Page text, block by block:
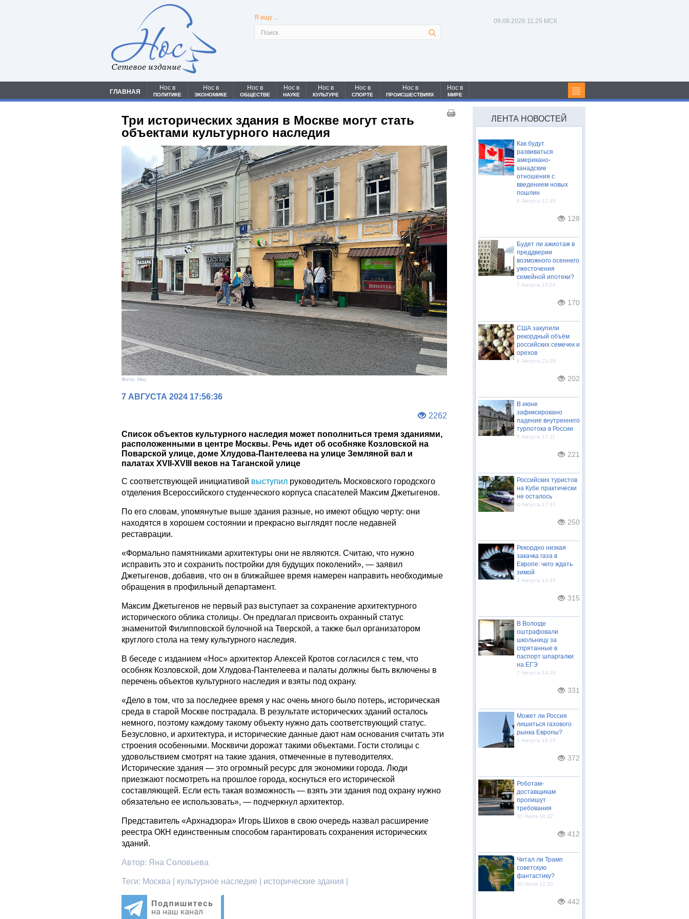
Сетевое издание
Я ищу ... 09.08.2026 11:25 МСК
ГЛАВНАЯ
Нос в
ПОЛИТИКЕ
Нос в
ЭКОНОМИКЕ
Нос в
ОБЩЕСТВЕ
Нос в
НАУКЕ
Нос в
КУЛЬТУРЕ
Нос в
СПОРТЕ
Нос в
ПРОИСШЕСТВИЯХ
Нос в
МИРЕ
Три исторических здания в Москве могут стать
объектами культурного наследия
Фото: Нос
7 АВГУСТА 2024 17:56:36
2262
Список объектов культурного наследия может пополниться тремя зданиями,
расположенными в центре Москвы. Речь идет об особняке Козловской на
Поварской улице, доме Хлудова-Пантелеева на улице Земляной вал и
палатах XVII-XVIII веков на Таганской улице
С соответствующей инициативой выступил руководитель Московского городского
отделения Всероссийского студенческого корпуса спасателей Максим Джетыгенов.
По его словам, упомянутые выше здания разные, но имеют общую черту: они
находятся в хорошем состоянии и прекрасно выглядят после недавней
реставрации.
«Формально памятниками архитектуры они не являются. Считаю, что нужно
исправить это и сохранить постройки для будущих поколений», — заявил
Джетыгенов, добавив, что он в ближайшее время намерен направить необходимые
обращения в профильный департамент.
Максим Джетыгенов не первый раз выступает за сохранение архитектурного
исторического облика столицы. Он предлагал присвоить охранный статус
знаменитой Филипповской булочной на Тверской, а также был организатором
круглого стола на тему культурного наследия.
В беседе с изданием «Нос» архитектор Алексей Кротов согласился с тем, что
особняк Козловской, дом Хлудова-Пантелеева и палаты должны быть включены в
перечень объектов культурного наследия и взяты под охрану.
«Дело в том, что за последнее время у нас очень много было потерь, историческая
среда в старой Москве пострадала. В результате исторических зданий осталось
немного, поэтому каждому такому объекту нужно дать соответствующий статус.
Безусловно, и архитектура, и исторические данные дают нам основания считать эти
строения особенными. Москвичи дорожат такими объектами. Гости столицы с
удовольствием смотрят на такие здания, отмеченные в путеводителях.
Исторические здания — это огромный ресурс для экономики города. Люди
приезжают посмотреть на прошлое города, коснуться его исторической
составляющей. Если есть такая возможность — взять эти здания под охрану нужно
обязательно ее использовать», — подчеркнул архитектор.
Представитель «Архнадзора» Игорь Шихов в свою очередь назвал расширение
реестра ОКН единственным способом гарантировать сохранения исторических
зданий.
Автор: Яна Соловьева
Теги: Москва | культурное наследие | исторические здания |
ЛЕНТА НОВОСТЕЙ
Как будут
развиваться
американо-
канадские
отношения с
введением новых
пошлин
8 Августа 12:39
128
Будет ли ажиотаж в
преддверии
возможного осеннего
ужесточения
семейной ипотеки?
7 Августа 15:04
170
США закупили
рекордный объём
российских семечек и
орехов
6 Августа 21:09
202
В июне
зафиксировано
падение внутреннего
турпотока в России
5 Августа 17:11
221
Российских туристов
на Кубе практически
не осталось
4 Августа 17:41
250
Рекордно низкая
закачка газа в
Европе: чего ждать
зимой
3 Августа 13:32
315
В Вологде
оштрафовали
школьницу за
спрятанные в
паспорт шпаргалки
на ЕГЭ
2 Августа 14:19
331
Может ли Россия
лишиться газового
рынка Европы?
1 Августа 16:23
372
Роботам-
доставщикам
пропишут
требования
31 Июля 18:32
412
Читал ли Трамп
советскую
фантастику?
30 Июля 12:20
442